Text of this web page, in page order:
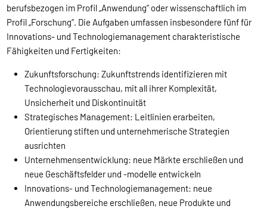
berufsbezogen im Profil „Anwendung“ oder wissenschaftlich im
Profil „Forschung“. Die Aufgaben umfassen insbesondere fünf für
Innovations- und Technologiemanagement charakteristische
Fähigkeiten und Fertigkeiten:
Zukunftsforschung: Zukunftstrends identifizieren mit
Technologievorausschau, mit all ihrer Komplexität,
Unsicherheit und Diskontinuität
Strategisches Management: Leitlinien erarbeiten,
Orientierung stiften und unternehmerische Strategien
ausrichten
Unternehmensentwicklung: neue Märkte erschließen und
neue Geschäftsfelder und -modelle entwickeln
Innovations- und Technologiemanagement: neue
Anwendungsbereiche erschließen, neue Produkte und